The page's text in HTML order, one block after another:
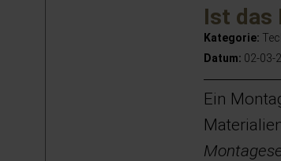
Ist das
Kategorie:
Datum: 02-03-
Ein